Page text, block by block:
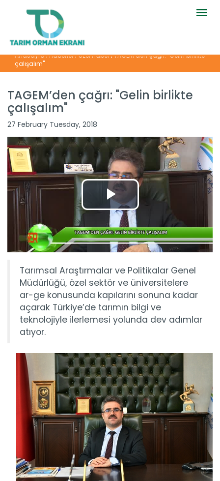
Anasayfa|Haberler|Özel Haber|TAGEM’den çağrı: "Gelin birlikte
çalışalım"
TAGEM’den çağrı: "Gelin birlikte
çalışalım"
27 February Tuesday, 2018
Tarımsal Araştırmalar ve Politikalar Genel
Müdürlüğü, özel sektör ve üniversitelere
ar-ge konusunda kapılarını sonuna kadar
açarak Türkiye’de tarımın bilgi ve
teknolojiyle ilerlemesi yolunda dev adımlar
atıyor.